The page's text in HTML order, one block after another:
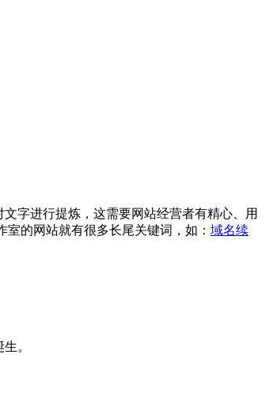
字进行提炼，这需要网站经营者有精心、用
的网站就有很多长尾关键词，如： 域名续
。